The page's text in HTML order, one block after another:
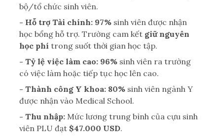
bộ/tổ chức sinh viên.
- Hỗ trợ Tài chính: 97% sinh viên được nhận
học bổng hỗ trợ. Trường cam kết giữ nguyên
học phí trong suốt thời gian học tập.
- Tỷ lệ việc làm cao: 96% sinh viên ra trường
có việc làm hoặc tiếp tục học lên cao.
- Thành công Y khoa: 80% sinh viên ngành Y
được nhận vào Medical School.
- Thu nhập: Mức lương trung bình của cựu sinh
viên PLU đạt $47.000 USD.